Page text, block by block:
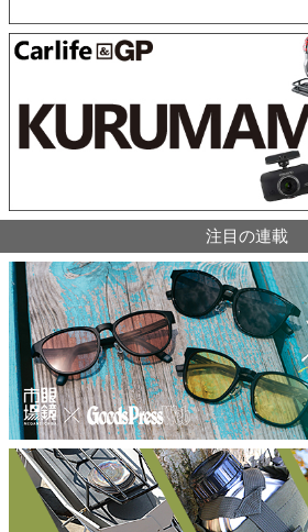
注目の連載